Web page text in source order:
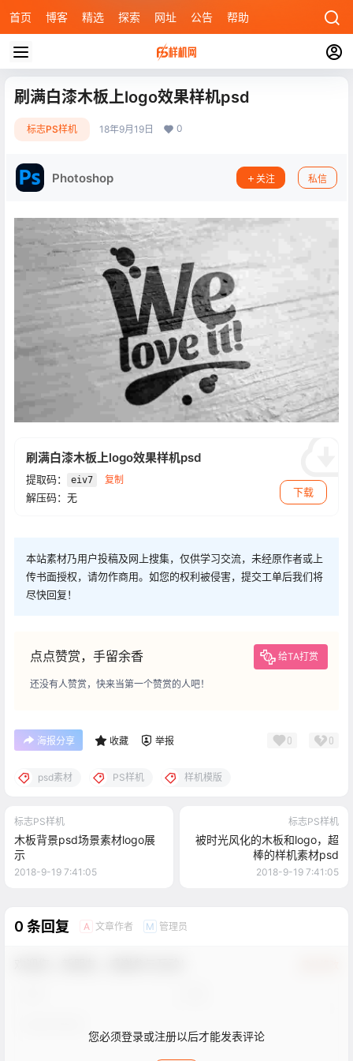
首页 博客 精选 探索 网址 公告 帮助
刷满白漆木板上logo效果样机psd
标志PS样机 18年9月19日 0
Photoshop 关注 私信
刷满白漆木板上logo效果样机psd
提取码： eiv7 复制
解压码：无 下载
本站素材乃用户投稿及网上搜集，仅供学习交流，未经原作者或上
传书面授权，请勿作商用。如您的权利被侵害，提交工单后我们将
尽快回复！
点点赞赏，手留余香 给TA打赏
还没有人赞赏，快来当第一个赞赏的人吧！
海报分享 收藏 举报 0 0
psd素材 PS样机 样机模版
标志PS样机
木板背景psd场景素材logo展
示
2018-9-19 7:41:05
标志PS样机
被时光风化的木板和logo，超
棒的样机素材psd
2018-9-19 7:41:05
0 条回复 A 文章作者 M 管理员
您必须登录或注册以后才能发表评论